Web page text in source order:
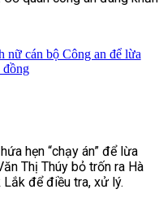
nữ cán bộ Công an để lừa
đồng
hẹn “chạy án” để lừa
Thị Thúy bỏ trốn ra Hà
để điều tra, xử lý.